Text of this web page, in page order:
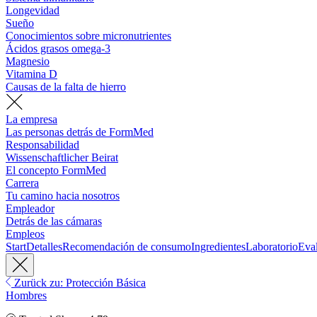
Longevidad
Sueño
Conocimientos sobre micronutrientes
Ácidos grasos omega-3
Magnesio
Vitamina D
Causas de la falta de hierro
La empresa
Las personas detrás de FormMed
Responsabilidad
Wissenschaftlicher Beirat
El concepto FormMed
Carrera
Tu camino hacia nosotros
Empleador
Detrás de las cámaras
Empleos
StartDetallesRecomendación de consumoIngredientesLaboratorio
Zurück zu: Protección Básica
Hombres